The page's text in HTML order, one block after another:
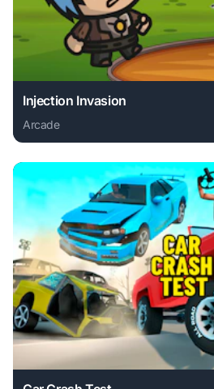
Injection Invasion
Arcade
Play Injection Invasion online